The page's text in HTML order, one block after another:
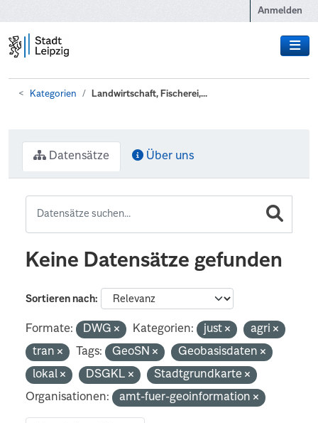
Anmelden
Kategorien Landwirtschaft, Fischerei,...
Datensätze Über uns
Keine Datensätze gefunden
Sortieren nach
Formate: DWG Kategorien: just
agri
tran
Tags: GeoSN
Geobasisdaten
lokal
DSGKL
Stadtgrundkarte
Organisationen:
amt-fuer-geoinformation